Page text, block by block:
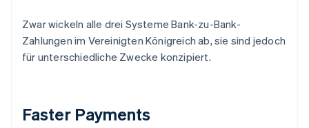
Zwar wickeln alle drei Systeme Bank-zu-Bank-
Zahlungen im Vereinigten Königreich ab, sie sind jedoch
für unterschiedliche Zwecke konzipiert.
Faster Payments